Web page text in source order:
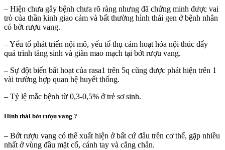
– Hiện chưa gây bệnh chưa rõ ràng nhưng đã chứng minh được vai
trò của thần kinh giao cảm và bất thường hình thái gen ở bệnh nhân
có bớt rượu vang.
– Yếu tố phát triển nội mô, yếu tố thụ cảm hoạt hóa nội thúc đẩy
quá trình tăng sinh và giãn mao mạch tại bớt rượu vang.
– Sự đột biến bất hoạt của rasa1 trên 5q cũng được phát hiện trên 1
vài trường hợp quan hệ huyết thống.
– Tỷ lệ mắc bệnh từ 0,3-0,5% ở trẻ sơ sinh.
Hình thái bớt rượu vang ?
– Bớt rượu vang có thể xuất hiện ở bất cứ đâu trên cơ thể, gặp nhiều
nhất ở vùng đầu mặt cổ, cánh tay và cẳng chân.